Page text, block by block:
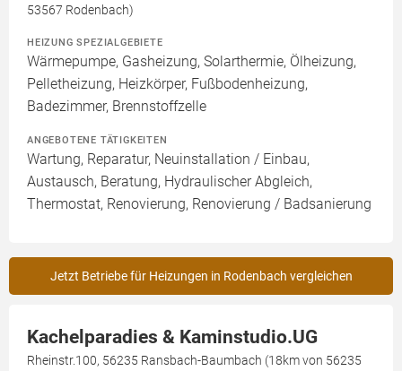
53567 Rodenbach)
HEIZUNG SPEZIALGEBIETE
Wärmepumpe, Gasheizung, Solarthermie, Ölheizung,
Pelletheizung, Heizkörper, Fußbodenheizung,
Badezimmer, Brennstoffzelle
ANGEBOTENE TÄTIGKEITEN
Wartung, Reparatur, Neuinstallation / Einbau,
Austausch, Beratung, Hydraulischer Abgleich,
Thermostat, Renovierung, Renovierung / Badsanierung
Jetzt Betriebe für Heizungen in Rodenbach vergleichen
Kachelparadies & Kaminstudio.UG
Rheinstr.100, 56235 Ransbach-Baumbach (18km von 56235